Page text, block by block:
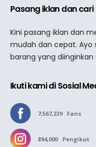
Pasang iklan dan
Kini pasang iklan dan
mudah dan cepat. Ayo
barang yang diinginkan
Ikuti kami di Sosial
7,567,239 Fans
894,000 Pengikut